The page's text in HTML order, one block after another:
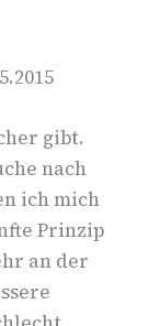
gibt.
nach
ich mich
Prinzip
an der